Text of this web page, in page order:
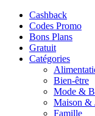
Cashback
Codes Promo
Bons Plans
Gratuit
Catégories
Bien-être
Mode &
Maison &
Famille